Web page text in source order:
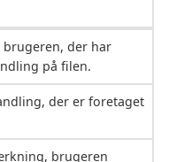
brugeren, der har
på filen.
der er foretaget
brugeren